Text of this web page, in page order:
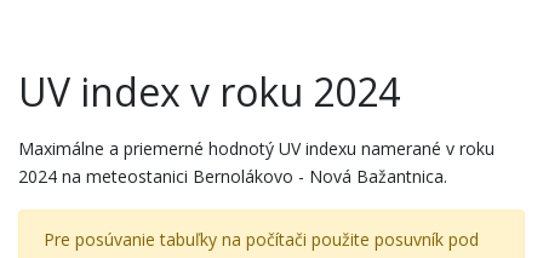
UV index v roku 2024
Maximálne a priemerné hodnotý UV indexu namerané v roku
2024 na meteostanici Bernolákovo - Nová Bažantnica.
Pre posúvanie tabuľky na počítači použite posuvník pod